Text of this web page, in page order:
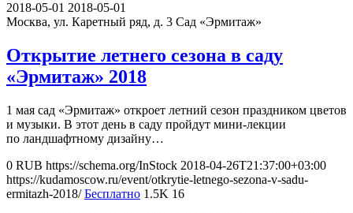
2018-05-01 2018-05-01
Москва, ул. Каретный ряд, д. 3 Сад «Эрмитаж»
Открытие летнего сезона в саду
«Эрмитаж» 2018
1 мая сад «Эрмитаж» откроет летний сезон праздником цветов
и музыки. В этот день в саду пройдут мини-лекции
по ландшафтному дизайну…
0 RUB https://schema.org/InStock 2018-04-26T21:37:00+03:00
https://kudamoscow.ru/event/otkrytie-letnego-sezona-v-sadu-
ermitazh-2018/ Бесплатно 1.5K 16